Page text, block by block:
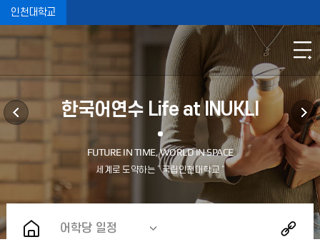
인천대학교
한국어연수 Life at INUKLI
어학당 일정